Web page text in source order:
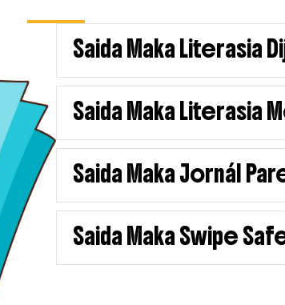
Saida Maka Literasia
Saida Maka Literasia
Saida Maka Jornál
Saida Maka Swipe